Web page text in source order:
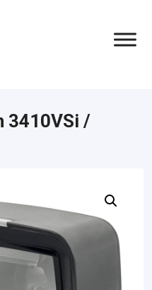
3410VSi /